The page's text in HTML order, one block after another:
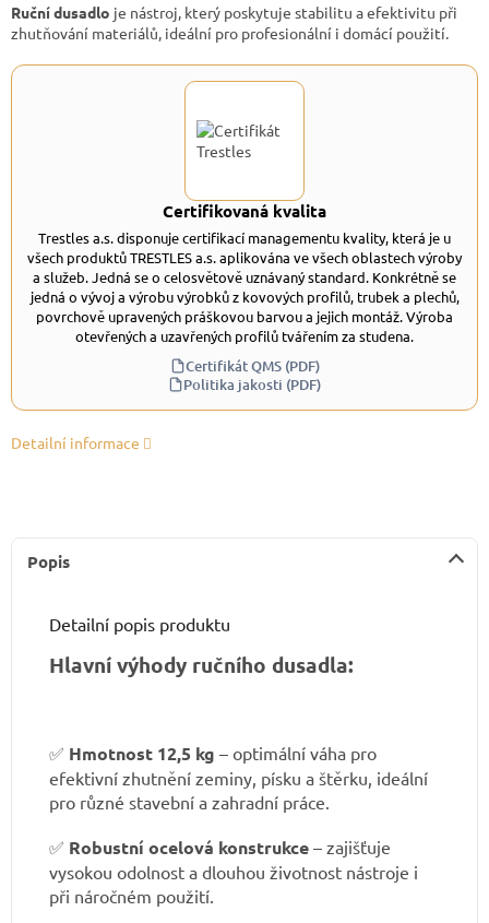
Ruční dusadlo je nástroj, který poskytuje stabilitu a efektivitu při
zhutňování materiálů, ideální pro profesionální i domácí použití.
Certifikovaná kvalita
Trestles a.s. disponuje certifikací managementu kvality, která je u
všech produktů TRESTLES a.s. aplikována ve všech oblastech výroby
a služeb. Jedná se o celosvětově uznávaný standard. Konkrétně se
jedná o vývoj a výrobu výrobků z kovových profilů, trubek a plechů,
povrchově upravených práškovou barvou a jejich montáž. Výroba
otevřených a uzavřených profilů tvářením za studena.
Certifikát QMS (PDF)
Politika jakosti (PDF)
Detailní informace
Popis
Detailní popis produktu
Hlavní výhody ručního dusadla:
✅ Hmotnost 12,5 kg – optimální váha pro
efektivní zhutnění zeminy, písku a štěrku, ideální
pro různé stavební a zahradní práce.
✅ Robustní ocelová konstrukce – zajišťuje
vysokou odolnost a dlouhou životnost nástroje i
při náročném použití.